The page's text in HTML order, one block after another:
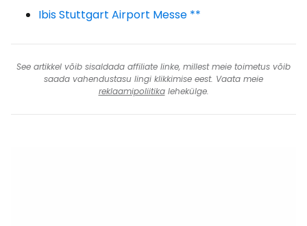
Ibis Stuttgart Airport Messe **
See artikkel võib sisaldada affiliate linke, millest meie toimetus võib
saada vahendustasu lingi klikkimise eest. Vaata meie
reklaamipoliitikalehekülge.